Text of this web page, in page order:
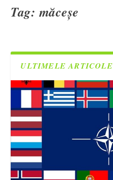
Tag:măceșe
ULTIMELE ARTICOLE